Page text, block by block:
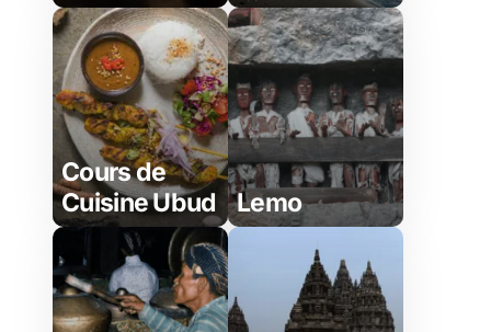
Cours de
Cuisine Ubud
Lemo